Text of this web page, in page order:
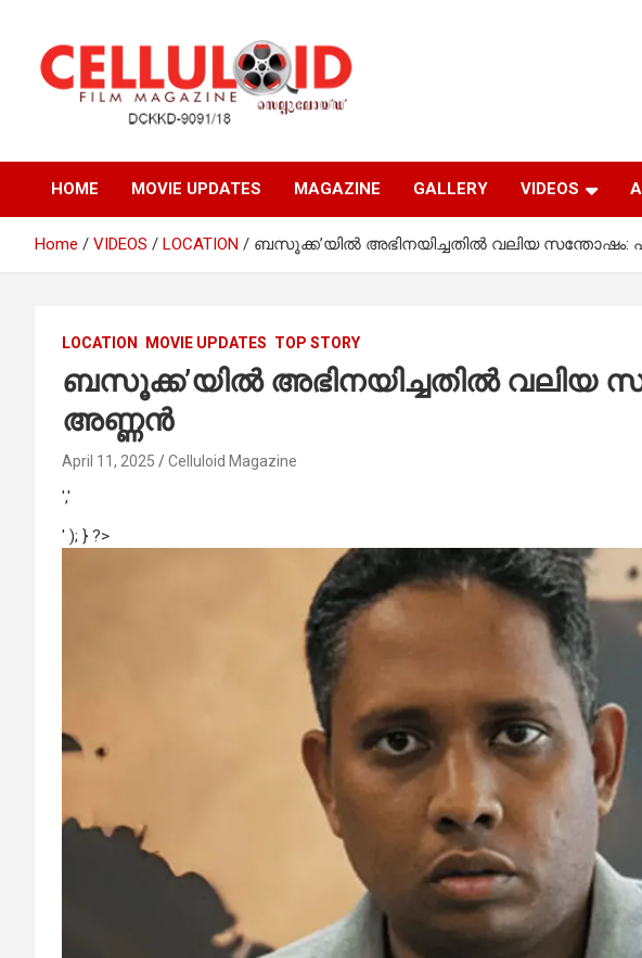
content
celluloid
HOME MOVIE UPDATES MAGAZINE GALLERY VIDEOS
Home VIDEOS LOCATION ബസൂക്ക’യിൽ അഭിനയിച്ചതിൽ വലിയ സന്തോഷം:
LOCATION MOVIE UPDATES TOP STORY
ബസൂക്ക’യിൽ അഭിനയിച്ചതിൽ വലിയ
അണ്ണൻ
April 11, 2025 Celluloid Magazine
','
' ); } ?>